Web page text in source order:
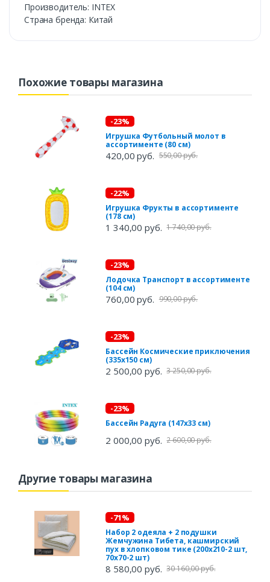
Производитель: INTEX
Страна бренда: Китай
Похожие товары магазина
-23%
Игрушка Футбольный молот в
ассортименте (80 см)
420,00 руб. 550,00 руб.
-22%
Игрушка Фрукты в ассортименте
(178 см)
1 340,00 руб. 1 740,00 руб.
-23%
Лодочка Транспорт в ассортименте
(104 см)
760,00 руб. 990,00 руб.
-23%
Бассейн Космические приключения
(335х150 см)
2 500,00 руб. 3 250,00 руб.
-23%
Бассейн Радуга (147х33 см)
2 000,00 руб. 2 600,00 руб.
Другие товары магазина
-71%
Набор 2 одеяла + 2 подушки
Жемчужина Тибета, кашмирский
пух в хлопковом тике (200х210-2 шт,
70х70-2 шт)
8 580,00 руб. 30 160,00 руб.